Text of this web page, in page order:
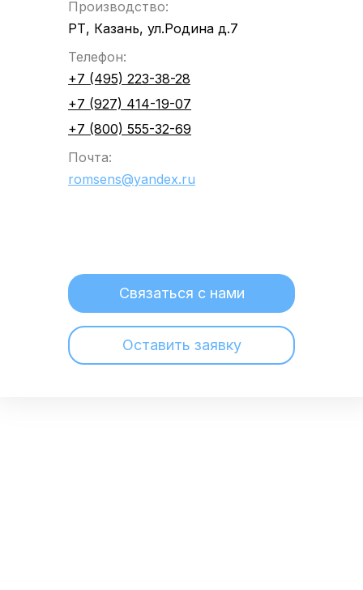
Производство:
РТ, Казань, ул.Родина д.7
Телефон:
+7 (495) 223-38-28
+7 (927) 414-19-07
+7 (800) 555-32-69
Почта:
romsens@yandex.ru
Связаться с нами
Оставить заявку